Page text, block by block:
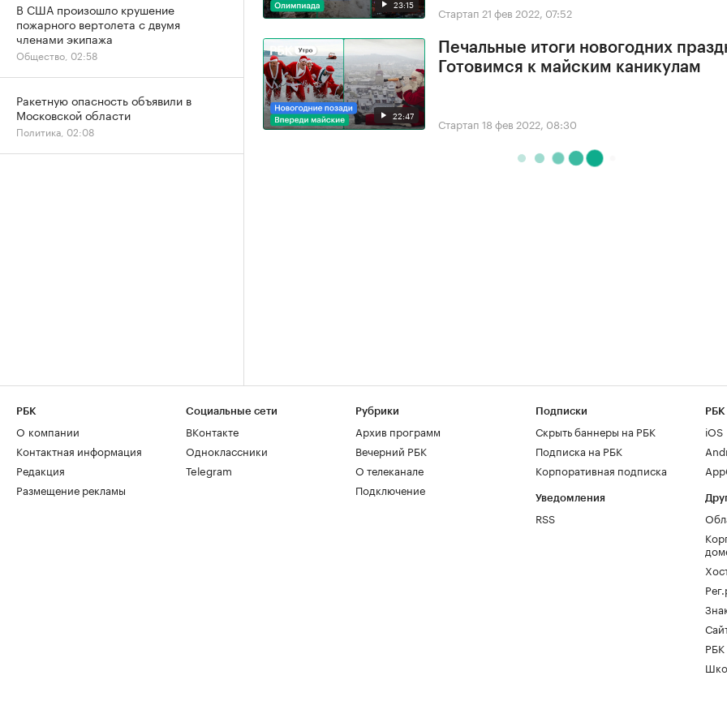
23:15 Стартап 21 фев 2022, 07:52
22:47
Печальные итоги новогодних
Готовимся к майским каникулам
Стартап 18 фев 2022, 08:30
В США произошло крушение
пожарного вертолета с двумя
членами экипажа
Общество, 02:58
Ракетную опасность объявили в
Московской области
Политика, 02:08
РБК
О компании
Контактная информация
Редакция
Размещение рекламы
Социальные сети
ВКонтакте
Одноклассники
Telegram
Рубрики
Архив программ
Вечерний РБК
О телеканале
Подключение
Подписки
Скрыть баннеры на РБК
Подписка на РБК
Корпоративная подписка
Уведомления
RSS
РБК
iOS